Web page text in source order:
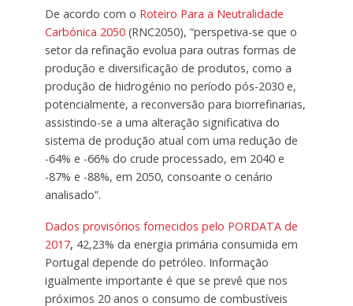
De acordo com o Roteiro Para a Neutralidade
Carbónica 2050(RNC2050), “perspetiva-se que o
setor da refinação evolua para outras formas de
produção e diversificação de produtos, como a
produção de hidrogénio no período pós-2030 e,
potencialmente, a reconversão para biorrefinarias,
assistindo-se a uma alteração significativa do
sistema de produção atual com uma redução de
-64% e -66% do crude processado, em 2040 e
-87% e -88%, em 2050, consoante o cenário
analisado”.
Dados provisórios fornecidos pelo PORDATA de
2017, 42,23% da energia primária consumida em
Portugal depende do petróleo. Informação
igualmente importante é que se prevê que nos
próximos 20 anos o consumo de combustíveis